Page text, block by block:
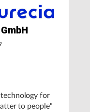
technology for
to people“